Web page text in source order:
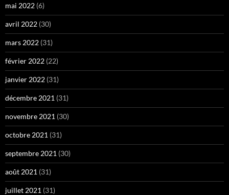
mai 2022 (6)
avril 2022 (30)
mars 2022 (31)
février 2022 (22)
janvier 2022 (31)
décembre 2021 (31)
novembre 2021 (30)
octobre 2021 (31)
septembre 2021 (30)
août 2021 (31)
juillet 2021 (31)